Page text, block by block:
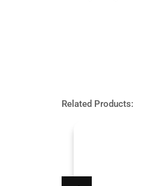
Related Products: